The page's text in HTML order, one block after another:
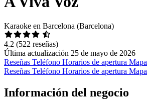
Karaoke en Barcelona (Barcelona)
4.2 (522 reseñas)
Última actualización 25 de mayo de 2026
Reseñas Teléfono Horarios de apertura Mapa
Reseñas Teléfono Horarios de apertura Mapa
Información del negocio